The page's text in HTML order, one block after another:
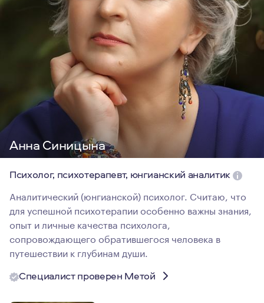
Анна Синицына
Психолог, психотерапевт, юнгианский аналитик
Аналитический (юнгианской) психолог. Считаю, что
для успешной психотерапии особенно важны знания,
опыт и личные качества психолога,
сопровождающего обратившегося человека в
путешествии к глубинам души.
Специалист проверен Метой